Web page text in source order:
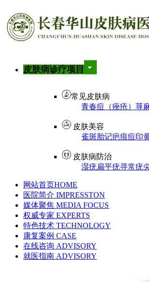
皮肤病诊疗项目
常见皮肤病
青春痘（痤疮） 荨
皮肤美容
雀斑胎记疤痕痘印
皮肤病防治
湿疣扁平疣寻常疣
网站首页HOME
医院简介 IMPRESSTON
媒体聚焦 MEDIA FOCUS
权威专家 EXPERTS
特色技术 TECHNOLOGY
康复案例 CASE
在线咨询 ADVISORY
就医指南 ADVISORY